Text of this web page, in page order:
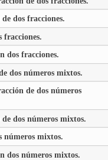
dos fracciones.
fracciones.
dos fracciones.
dos números mixtos.
de dos números
dos números mixtos.
números mixtos.
dos números mixtos.